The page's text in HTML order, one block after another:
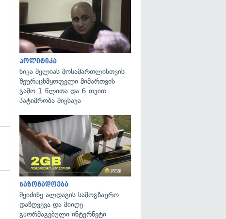
პოლიტიკა
ნიკა მელიას მოსამართლისთვის
შეურაცხმყოფელი მიმართვის
გამო 1 წლითა და 6 თვით
პატიმრობა მიესაჯა
საზოგადოება
შეიძინე ალდაგის სამოგზაურო
დაზღვევა და მიიღე
გაორმაგებული ინტერნეტი